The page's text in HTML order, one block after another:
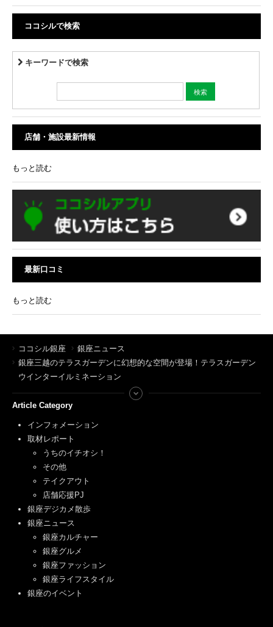
ココシルで検索
キーワードで検索
店舗・施設最新情報
もっと読む
最新口コミ
もっと読む
ココシル銀座
銀座ニュース
銀座三越のテラスガーデンに幻想的な空間が登場！テラスガーデン
ウインターイルミネーション
Article Category
インフォメーション
取材レポート
うちのイチオシ！
その他
テイクアウト
店舗応援PJ
銀座デジカメ散歩
銀座ニュース
銀座カルチャー
銀座グルメ
銀座ファッション
銀座ライフスタイル
銀座のイベント